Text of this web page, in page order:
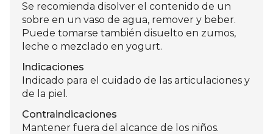
Se recomienda disolver el contenido de un
sobre en un vaso de agua, remover y beber.
Puede tomarse también disuelto en zumos,
leche o mezclado en yogurt.
Indicaciones
Indicado para el cuidado de las articulaciones y
de la piel.
Contraindicaciones
Mantener fuera del alcance de los niños.